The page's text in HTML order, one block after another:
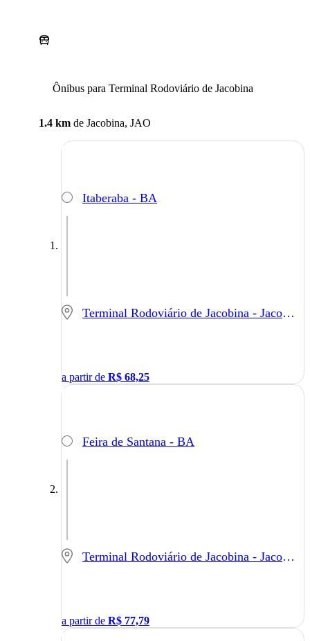
Ônibus para Terminal Rodoviário de Jacobina
1.4 km de Jacobina, JAO
Itaberaba - BA
Terminal Rodoviário de Jacobina - Jacobina - BA
a partir de R$ 68,25
Feira de Santana - BA
Terminal Rodoviário de Jacobina - Jacobina - BA
a partir de R$ 77,79